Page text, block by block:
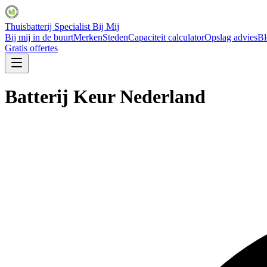
Thuisbatterij Specialist Bij Mij
Bij mij in de buurtMerkenStedenCapaciteit calculatorOpslag advies
Gratis offertes
Batterij Keur Nederland